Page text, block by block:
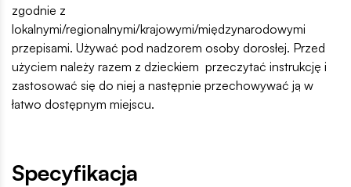
zgodnie z
lokalnymi/regionalnymi/krajowymi/międzynarodowymi
przepisami. Używać pod nadzorem osoby dorosłej. Przed
użyciem należy razem z dzieckiem przeczytać instrukcję i
zastosować się do niej a następnie przechowywać ją w
łatwo dostępnym miejscu.
Specyfikacja